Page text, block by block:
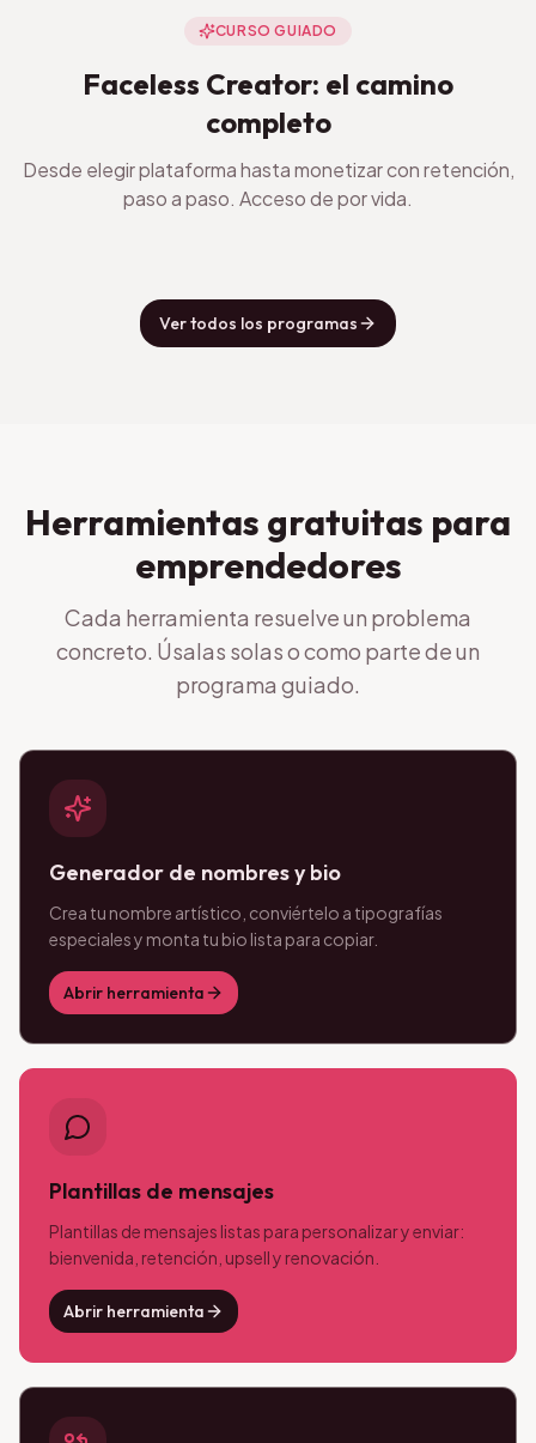
CURSO GUIADO
Faceless Creator: el camino
completo
Desde elegir plataforma hasta monetizar con retención,
paso a paso. Acceso de por vida.
Ver todos los programas
Herramientas gratuitas para
emprendedores
Cada herramienta resuelve un problema
concreto. Úsalas solas o como parte de un
programa guiado.
Generador de nombres y bio
Crea tu nombre artístico, conviértelo a tipografías
especiales y monta tu bio lista para copiar.
Abrir herramienta
Plantillas de mensajes
Plantillas de mensajes listas para personalizar y enviar:
bienvenida, retención, upsell y renovación.
Abrir herramienta